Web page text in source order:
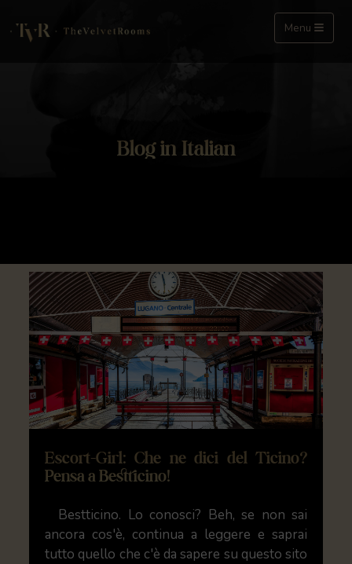
Menu
Blog in Italian
Escort-Girl: Che ne dici del Ticino?
Pensa a Bestticino!
Bestticino. Lo conosci? Beh, se non sai
ancora cos'è, continua a leggere e saprai
tutto quello che c'è da sapere su questo sito